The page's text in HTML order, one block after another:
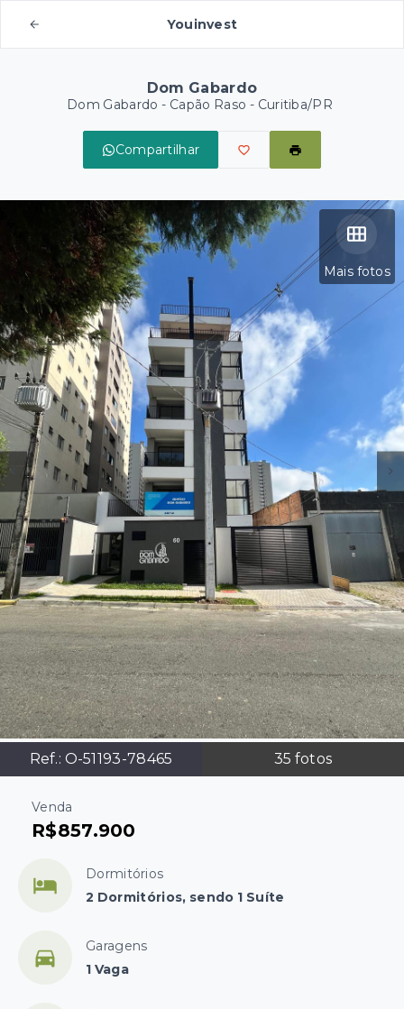
Youinvest
Dom Gabardo
Dom Gabardo - Capão Raso - Curitiba/PR
Compartilhar
Mais fotos
Ref.: O-51193-78465 35 fotos
Venda
R$857.900
Dormitórios
2 Dormitórios, sendo 1 Suíte
Garagens
1 Vaga